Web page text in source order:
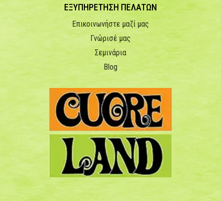
ΕΞΥΠΗΡΕΤΗΣΗ ΠΕΛΑΤΩΝ
Επικοινωνήστε μαζί μας
Γνώρισέ μας
Σεμινάρια
Blog